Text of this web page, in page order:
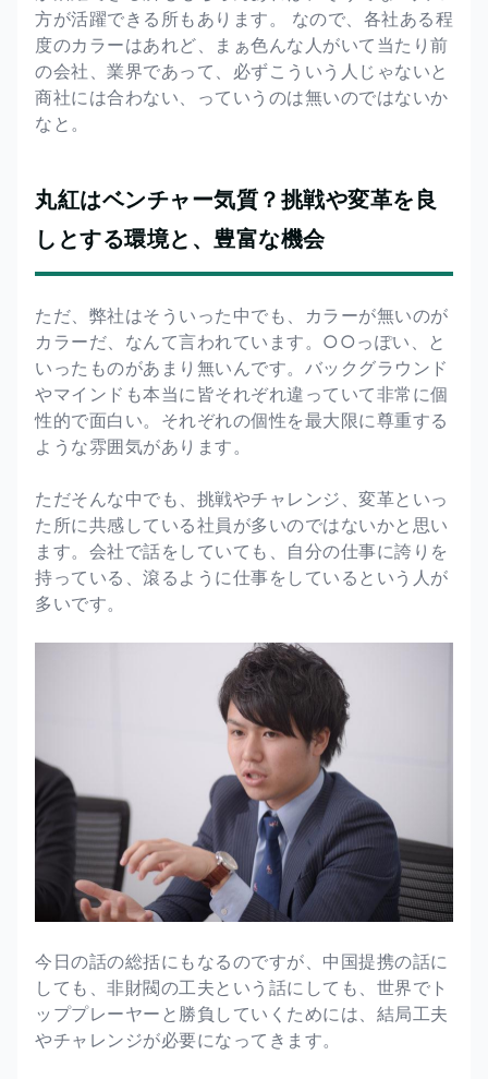
方が活躍できる所もあります。 なので、各社ある程
度のカラーはあれど、まぁ色んな人がいて当たり前
の会社、業界であって、必ずこういう人じゃないと
商社には合わない、っていうのは無いのではないか
なと。
丸紅はベンチャー気質？挑戦や変革を良
しとする環境と、豊富な機会
ただ、弊社はそういった中でも、カラーが無いのが
カラーだ、なんて言われています。○○っぽい、と
いったものがあまり無いんです。バックグラウンド
やマインドも本当に皆それぞれ違っていて非常に個
性的で面白い。それぞれの個性を最大限に尊重する
ような雰囲気があります。
ただそんな中でも、挑戦やチャレンジ、変革といっ
た所に共感している社員が多いのではないかと思い
ます。会社で話をしていても、自分の仕事に誇りを
持っている、滾るように仕事をしているという人が
多いです。
今日の話の総括にもなるのですが、中国提携の話に
しても、非財閥の工夫という話にしても、世界でト
ッププレーヤーと勝負していくためには、結局工夫
やチャレンジが必要になってきます。